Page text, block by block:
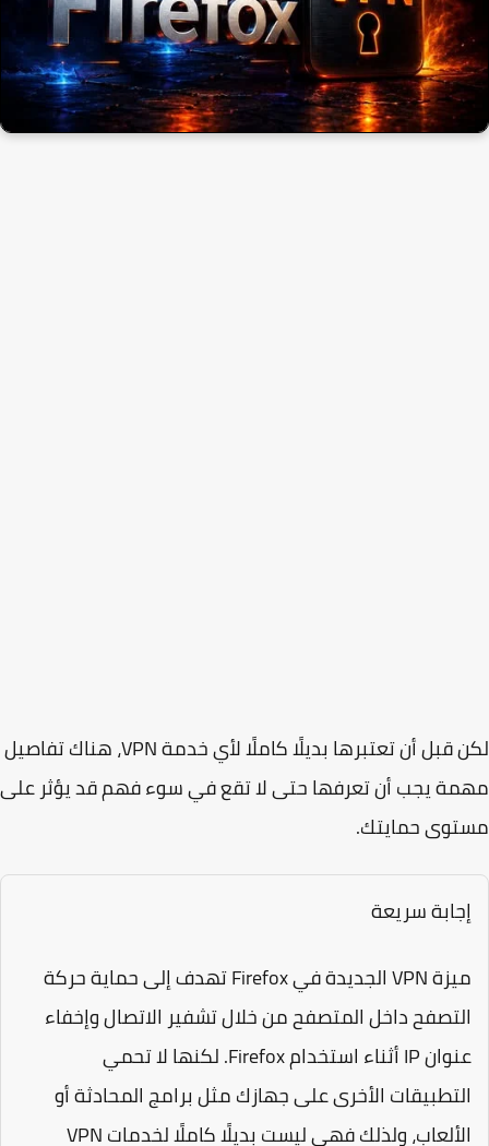
لكن قبل أن تعتبرها بديلًا كاملًا لأي خدمة VPN، هناك تفاصيل
يجب أن تعرفها حتى لا تقع في سوء فهم قد يؤثر على
حمايتك.
سريعة
ميزة VPN الجديدة في Firefox تهدف إلى حماية حركة
داخل المتصفح من خلال تشفير الاتصال وإخفاء
عنوان IP أثناء استخدام Firefox. لكنها لا تحمي
الأخرى على جهازك مثل برامج المحادثة أو
الألعاب، ولذلك فهي ليست بديلًا كاملًا لخدمات VPN